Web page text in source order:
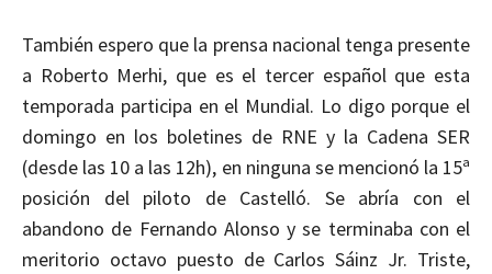
También espero que la prensa nacional tenga presente
a Roberto Merhi, que es el tercer español que esta
temporada participa en el Mundial. Lo digo porque el
domingo en los boletines de RNE y la Cadena SER
(desde las 10 a las 12h), en ninguna se mencionó la 15ª
posición del piloto de Castelló. Se abría con el
abandono de Fernando Alonso y se terminaba con el
meritorio octavo puesto de Carlos Sáinz Jr. Triste,